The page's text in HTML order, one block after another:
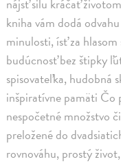
nájsť silu kráčať
kniha vám dodá
minulosti, ísť za
budúcnosť bez štipky
spisovateľka, hudobná
inšpiratívne pamäti Čo
nespočetné množstvo
preložené do
rovnováhu, prostý